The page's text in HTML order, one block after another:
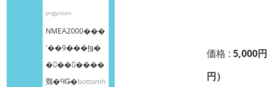
psgyotan
NMEA2000���
ʽ��9���إǥ�
�󥰥��󥵡����
䳫�ϤǤ�bottomh
価格 : 5,000
円）